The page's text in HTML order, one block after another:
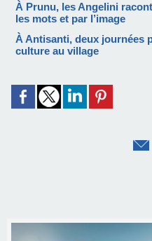
À Prunu, les Angelini
les mots et par l’image
À Antisanti, deux journées
culture au village